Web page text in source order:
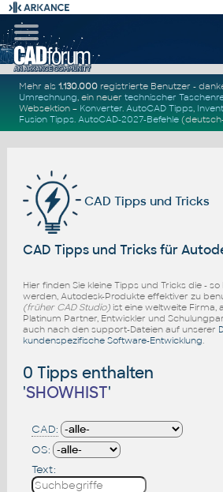
Mehr als1.130.000 registrierte Benutzer -
Umrechnung, ein neuertechnischer
Websektion – Konverter.AutoCAD Tipps,
Fusion Tipps.AutoCAD-2027-Befehle
CAD Tipps und Tricks
CAD Tipps und Tricks für
Hier finden Sie kleine Tipps und Tricks die -
werden, Autodesk-Produkte effektiver zu
(früher CAD Studio)ist eine weltweite Firma,
Platinum Partner, Entwickler und
auch nach den support-Dateien auf unserer
kundenspezifische Software-Entwicklung
0 Tipps enthalten
'SHOWHIST'
CAD:
OS:
Text: